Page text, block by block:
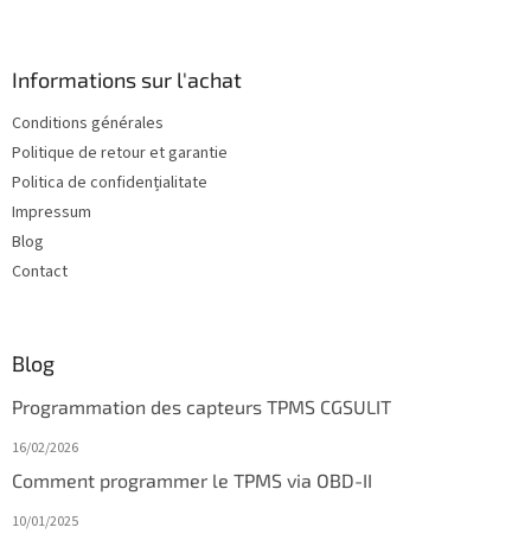
p
Informations sur l'achat
Conditions générales
Politique de retour et garantie
Politica de confidențialitate
Impressum
Blog
Contact
Blog
Programmation des capteurs TPMS CGSULIT
16/02/2026
Comment programmer le TPMS via OBD-II
10/01/2025